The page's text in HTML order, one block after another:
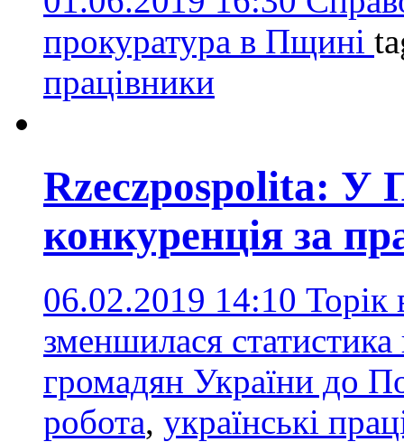
прокуратура в Пщині
працівники
Rzeczpospolita: У
конкуренція за
06.02.2019 14:10 Торік
зменшилася статистика
громадян України до
робота, українські